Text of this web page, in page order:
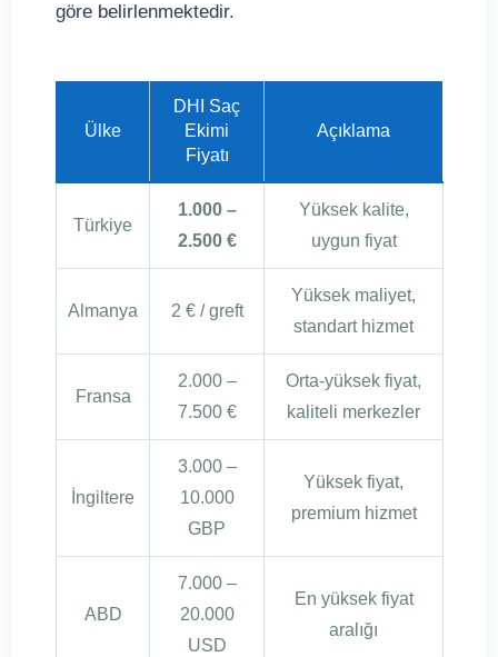
göre belirlenmektedir.
Ülke
DHI Saç
Ekimi
Fiyatı
Açıklama
Türkiye
1.000 –
2.500 €
Yüksek kalite,
uygun fiyat
Almanya 2 € / greft
Yüksek maliyet,
standart hizmet
Fransa
2.000 –
7.500 €
Orta-yüksek fiyat,
kaliteli merkezler
İngiltere
3.000 –
10.000
GBP
Yüksek fiyat,
premium hizmet
ABD
7.000 –
20.000
USD
En yüksek fiyat
aralığı